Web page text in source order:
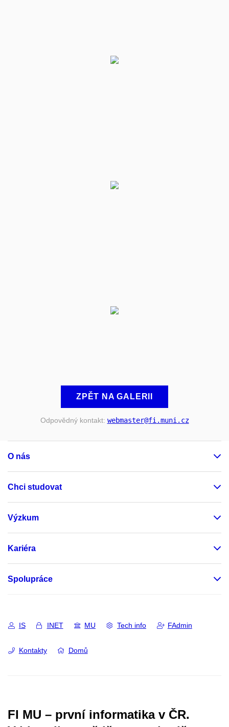
ZPĚT NA GALERII
Odpovědný kontakt: webmaster@fi.muni.cz
O nás
Chci studovat
Výzkum
Kariéra
Spolupráce
IS INET MU Tech info FAdmin
Kontakty Domů
FI MU – první informatika v ČR.